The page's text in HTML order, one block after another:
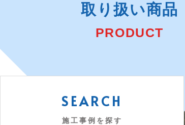
取り扱い商品
PRODUCT
SEARCH
施工事例を探す